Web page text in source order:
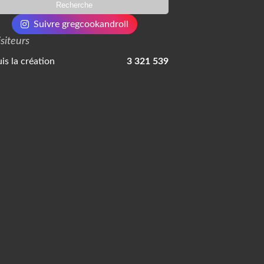
Suivre gregcookandroll
la création 3 321 539